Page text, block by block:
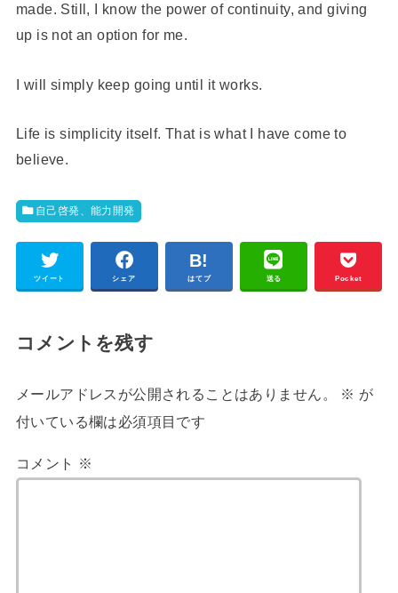
made. Still, I know the power of continuity, and giving
up is not an option for me.
I will simply keep going until it works.
Life is simplicity itself. That is what I have come to
believe.
自己啓発、能力開発
ツイート シェア はてブ 送る Pocket
コメントを残す
メールアドレスが公開されることはありません。 ※ が
付いている欄は必須項目です
コメント ※